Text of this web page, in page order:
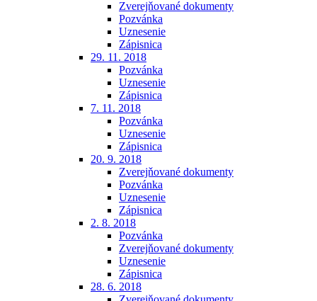
Zverejňované dokumenty
Pozvánka
Uznesenie
Zápisnica
29. 11. 2018
Pozvánka
Uznesenie
Zápisnica
7. 11. 2018
Pozvánka
Uznesenie
Zápisnica
20. 9. 2018
Zverejňované dokumenty
Pozvánka
Uznesenie
Zápisnica
2. 8. 2018
Pozvánka
Zverejňované dokumenty
Uznesenie
Zápisnica
28. 6. 2018